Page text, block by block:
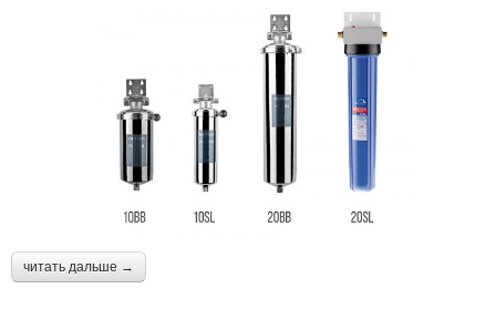
читать дальше →